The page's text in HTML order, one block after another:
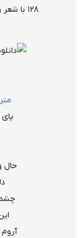
۱۲۸ با شعر و متن ترانه به ادامه مطلب مراجعه کنید.
حال